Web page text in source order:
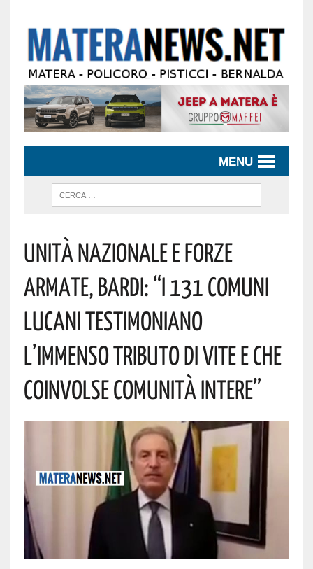
MENU
Unità Nazionale E Forze
Armate, Bardi: “I 131 Comuni
Lucani Testimoniano
L’immenso Tributo Di Vite E Che
Coinvolse Comunità Intere”